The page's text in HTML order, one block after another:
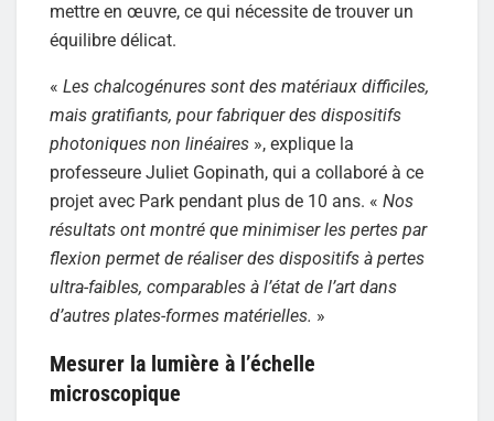
mettre en œuvre, ce qui nécessite de trouver un
équilibre délicat.
« Les chalcogénures sont des matériaux difficiles,
mais gratifiants, pour fabriquer des dispositifs
photoniques non linéaires », explique la
professeure Juliet Gopinath, qui a collaboré à ce
projet avec Park pendant plus de 10 ans. « Nos
résultats ont montré que minimiser les pertes par
flexion permet de réaliser des dispositifs à pertes
ultra-faibles, comparables à l’état de l’art dans
d’autres plates-formes matérielles. »
Mesurer la lumière à l’échelle
microscopique